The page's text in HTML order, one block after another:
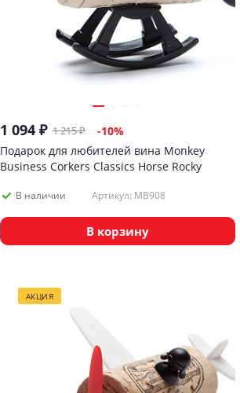
1 094₽ 1 215₽ -10%
Подарок для любителей вина Monkey
Business Corkers Classics Horse Rocky
В наличии Артикул: MB908
В корзину
АКЦИЯ